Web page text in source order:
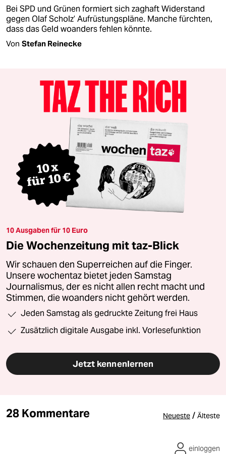
Bei SPD und Grünen formiert sich zaghaft Widerstand
gegen Olaf Scholz’ Aufrüstungspläne. Manche fürchten,
dass das Geld woanders fehlen könnte.
Von Stefan Reinecke
10 Ausgaben für 10 Euro
Die Wochenzeitung mit taz-Blick
Wir schauen den Superreichen auf die Finger.
Unsere wochentaz bietet jeden Samstag
Journalismus, der es nicht allen recht macht und
Stimmen, die woanders nicht gehört werden.
Jeden Samstag als gedruckte Zeitung frei Haus
Zusätzlich digitale Ausgabe inkl. Vorlesefunktion
Jetzt kennenlernen
28 Kommentare Neueste / Älteste
einloggen